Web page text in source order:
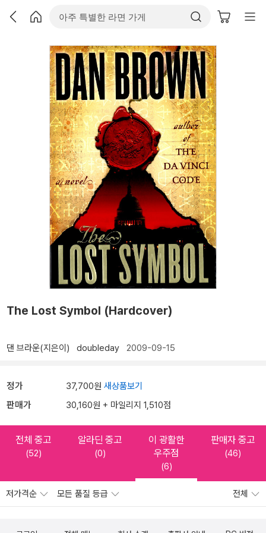
The Lost Symbol (Hardcover)
댄 브라운(지은이) doubleday 2009-09-15
정가 37,700원 새상품보기
판매가 30,160원 + 마일리지 1,510점
전체 중고
(52)
알라딘 중고
(0)
이 광활한
우주점
(6)
판매자 중고
(46)
저가격순 모든 품질 등급 전체